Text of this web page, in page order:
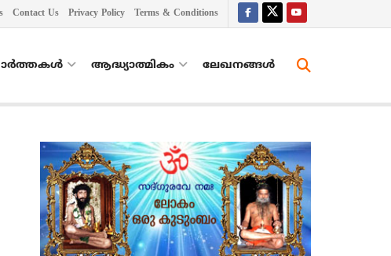
Contact Us Privacy Policy Terms & Conditions
ആദ്ധ്യാത്മികം ലേഖനങ്ങള്‍